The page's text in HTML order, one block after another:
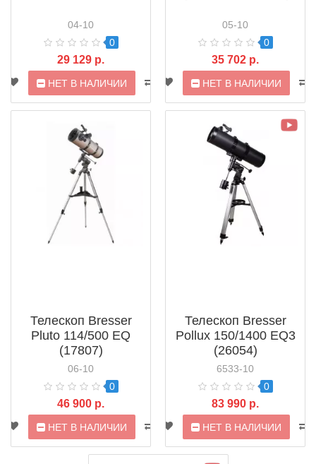
04-10
0
29 129 р.
НЕТ В НАЛИЧИИ
05-10
0
35 702 р.
НЕТ В НАЛИЧИИ
Телескоп Bresser
Pluto 114/500 EQ
(17807)
06-10
0
46 900 р.
НЕТ В НАЛИЧИИ
Телескоп Bresser
Pollux 150/1400 EQ3
(26054)
6533-10
0
83 990 р.
НЕТ В НАЛИЧИИ